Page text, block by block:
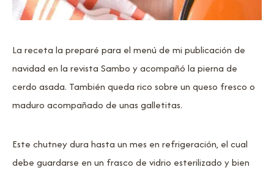
La receta la preparé para el menú de mi publicación de
navidad en la revista Sambo y acompañó la pierna de
cerdo asada. También queda rico sobre un queso fresco o
maduro acompañado de unas galletitas.
Este chutney dura hasta un mes en refrigeración, el cual
debe guardarse en un frasco de vidrio esterilizado y bien